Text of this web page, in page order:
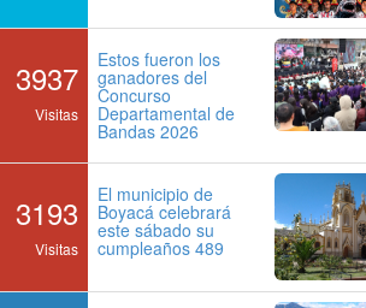
3937
Visitas
Estos fueron los
ganadores del
Concurso
Departamental de
Bandas 2026
3193
Visitas
El municipio de
Boyacá celebrará
este sábado su
cumpleaños 489